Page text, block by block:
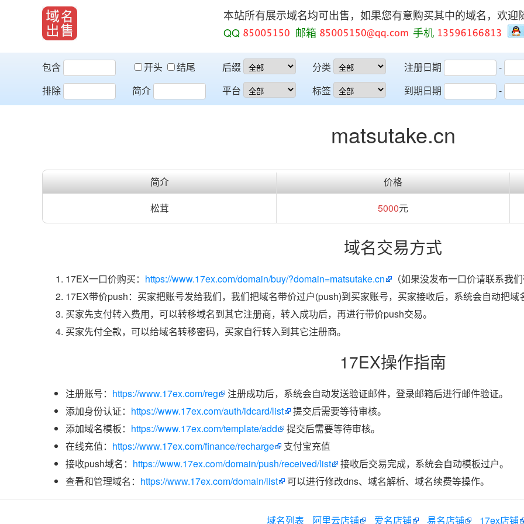
本站所有展示域名均可出售，如果您有意购买其中的域名，欢迎
QQ
邮箱 手机
包含 开头
结尾
排除
简介
后缀
平台
分类
标签
注册日期
-
到期日期
-
matsutake.cn
简介 价格
松茸
5000元
域名交易方式
17EX一口价购买： https://www.17ex.com/domain/buy/?domain=matsutake.cn
（如果没发布一口价请联系我们
17EX带价push：买家把账号发给我们，我们把域名带价过户(push)到买家账号，买家接收后，系统会自动把域
买家先支付转入费用，可以转移域名到其它注册商，转入成功后，再进行带价push交易。
买家先付全款，可以给域名转移密码，买家自行转入到其它注册商。
17EX操作指南
注册账号： https://www.17ex.com/reg
注册成功后，系统会自动发送验证邮件，登录邮箱后进行邮件验证。
添加身份认证： https://www.17ex.com/auth/idcard/list
提交后需要等待审核。
添加域名模板： https://www.17ex.com/template/add
提交后需要等待审核。
在线充值： https://www.17ex.com/finance/recharge
支付宝充值
接收push域名： https://www.17ex.com/domain/push/received/list
接收后交易完成，系统会自动模板过户。
查看和管理域名： https://www.17ex.com/domain/list 可以进行修改dns、域名解析、域名续费等操作。
域名列表 阿里云店铺 爱名店铺 易名店铺 17ex店铺